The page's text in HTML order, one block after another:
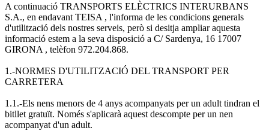
A continuació TRANSPORTS ELÈCTRICS INTERURBANS
S.A., en endavant TEISA , l'informa de les condicions generals
d'utilització dels nostres serveis, però si desitja ampliar aquesta
informació estem a la seva disposició a C/ Sardenya, 16 17007
GIRONA , telèfon 972.204.868.
1.-NORMES D'UTILITZACIÓ DEL TRANSPORT PER
CARRETERA
1.1.-Els nens menors de 4 anys acompanyats per un adult tindran el
bitllet gratuït. Només s'aplicarà aquest descompte per un nen
acompanyat d'un adult.